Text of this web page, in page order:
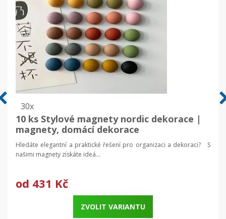
30x
10 ks Stylové magnety nordic dekorace |
magnety, domácí dekorace
Hledáte elegantní a praktické řešení pro organizaci a dekoraci? S
našimi magnety získáte ideá...
od 431 Kč
ZVOLIT VARIANTU